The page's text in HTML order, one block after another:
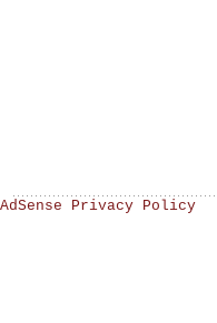
AdSense Privacy Policy